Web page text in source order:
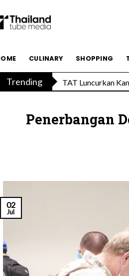
CULINARY SHOPPING
Trending TAT Luncurkan
Penerbangan
02
Jul